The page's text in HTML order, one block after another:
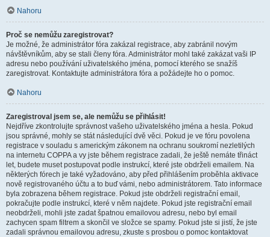
Nahoru
Proč se nemůžu zaregistrovat?
Je možné, že administrátor fóra zakázal registrace, aby zabránil novým
návštěvníkům, aby se stali členy fóra. Administrátor mohl také zakázat vaši IP
adresu nebo používání uživatelského jména, pomocí kterého se snažíš
zaregistrovat. Kontaktujte administrátora fóra a požádejte ho o pomoc.
Nahoru
Zaregistroval jsem se, ale nemůžu se přihlásit!
Nejdříve zkontrolujte správnost vašeho uživatelského jména a hesla. Pokud
jsou správné, mohly se stát následující dvě věci. Pokud je ve fóru povolena
registrace v souladu s americkým zákonem na ochranu soukromí nezletilých
na internetu COPPA a vy jste během registrace zadali, že ještě nemáte třináct
let, budete muset postupovat podle instrukcí, které jste obdrželi emailem. Na
některých fórech je také vyžadováno, aby před přihlášením proběhla aktivace
nově registrovaného účtu a to buď vámi, nebo administrátorem. Tato informace
byla zobrazena během registrace. Pokud jste obdrželi registrační email,
pokračujte podle instrukcí, které v něm najdete. Pokud jste registrační email
neobdrželi, mohli jste zadat špatnou emailovou adresu, nebo byl email
zachycen spam filtrem a skončil ve složce se spamy. Pokud jste si jistí, že jste
zadali správnou emailovou adresu, zkuste s prosbou o pomoc kontaktovat